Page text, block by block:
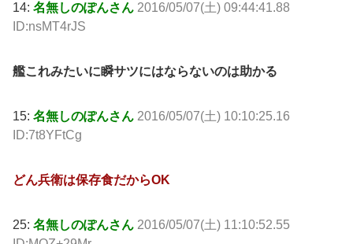
14: 名無しのぽんさん 2016/05/07(土) 09:44:41.88
ID:nsMT4rJS
艦これみたいに瞬サツにはならないのは助かる
15: 名無しのぽんさん 2016/05/07(土) 10:10:25.16
ID:7t8YFtCg
どん兵衛は保存食だからOK
25: 名無しのぽんさん 2016/05/07(土) 11:10:52.55